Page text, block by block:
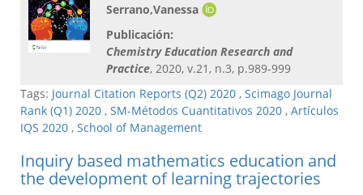
Serrano,Vanessa
Publicación:
Chemistry Education Research and
Practice, 2020, v.21, n.3, p.989-999
Tags: Journal Citation Reports (Q2) 2020 , Scimago Journal
Rank (Q1) 2020 , SM-Métodos Cuantitativos 2020 , Artículos
IQS 2020 , School of Management
Inquiry based mathematics education and
the development of learning trajectories